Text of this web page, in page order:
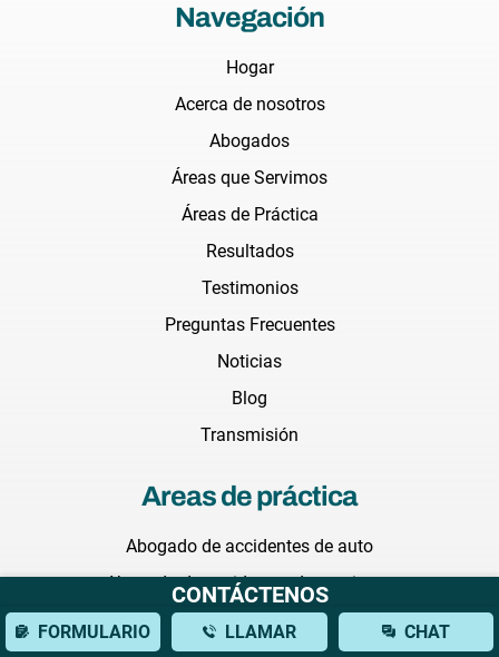
Navegación
Hogar
Acerca de nosotros
Abogados
Áreas que Servimos
Áreas de Práctica
Resultados
Testimonios
Preguntas Frecuentes
Noticias
Blog
Transmisión
Areas de práctica
Abogado de accidentes de auto
Abogado de accidentes de camiones
Abogado de Accidentes de construcción
CONTÁCTENOS
FORMULARIO LLAMAR CHAT